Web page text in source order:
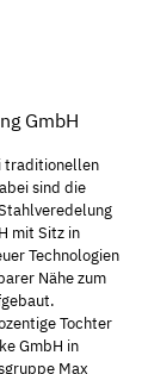
GmbH
traditionellen
sind die
mit Sitz in
Technologien
Nähe zum
Tochter
GmbH in
Max